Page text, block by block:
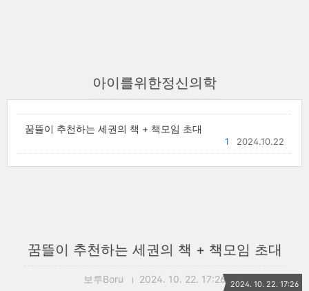
아이를위한정신의학
꿈뜰이 추천하는 세권의 책 + 책모임 초대
2024.10.22
1
꿈뜰이 추천하는 세권의 책 + 책모임 초대
보루Boru 2024. 10. 22. 17:26 2024. 10. 22. 17:26